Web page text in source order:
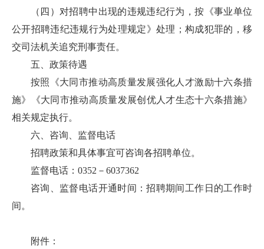
（四）对招聘中出现的违规违纪行为，按《事业单位
公开招聘违纪违规行为处理规定》处理；构成犯罪的，移
交司法机关追究刑事责任。
五、政策待遇
按照《大同市推动高质量发展强化人才激励十六条措
施》《大同市推动高质量发展创优人才生态十六条措施》
相关规定执行。
六、咨询、监督电话
招聘政策和具体事宜可咨询各招聘单位。
监督电话：0352－6037362
咨询、监督电话开通时间：招聘期间工作日的工作时
间。
附件：